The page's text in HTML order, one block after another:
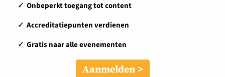
✓ Onbeperkt toegang tot content
✓ Accreditatiepunten verdienen
✓ Gratis naar alle evenementen
Aanmelden